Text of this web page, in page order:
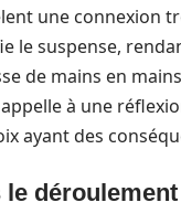
une connexion
le suspense,
de mains en
à une
ayant des